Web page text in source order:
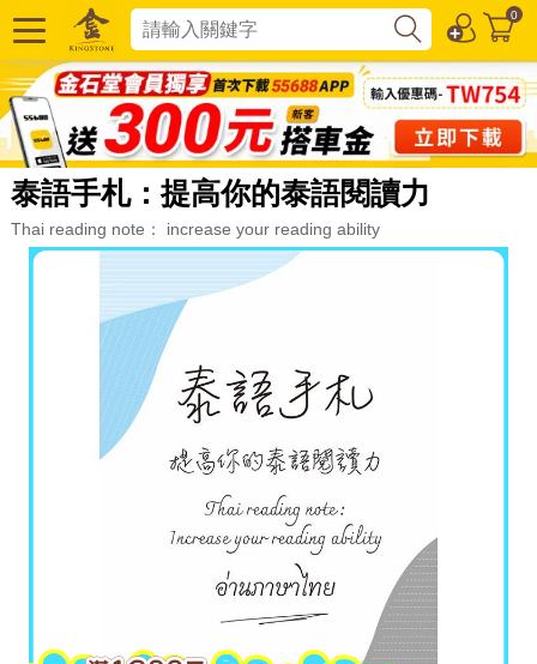
0
泰語手札：提高你的泰語閱讀力
Thai reading note： increase your reading ability